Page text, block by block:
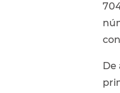
De